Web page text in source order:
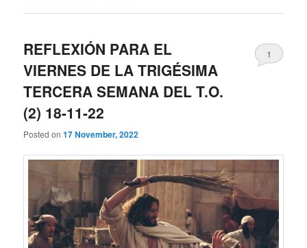
REFLEXIÓN PARA EL
VIERNES DE LA TRIGÉSIMA
TERCERA SEMANA DEL T.O.
(2) 18-11-22
Posted on17 November, 2022
1